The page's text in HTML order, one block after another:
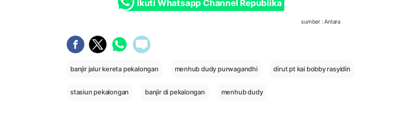
Ikuti Whatsapp Channel Republika
sumber : Antara
banjir jalur kereta pekalongan menhub dudy purwagandhi dirut pt kai bobby rasyidin
stasiun pekalongan banjir di pekalongan menhub dudy